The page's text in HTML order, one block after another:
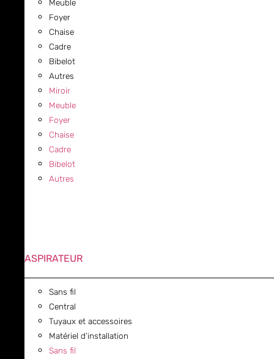
Meuble
Foyer
Chaise
Cadre
Bibelot
Autres
Miroir
Meuble
Foyer
Chaise
Cadre
Bibelot
Autres
ASPIRATEUR
Sans fil
Central
Tuyaux et accessoires
Matériel d’installation
Sans fil